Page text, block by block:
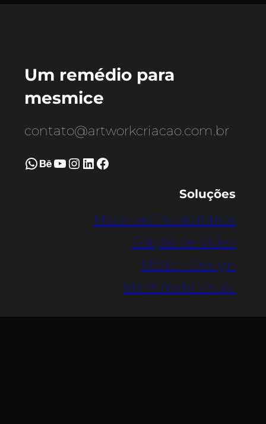
Um remédio para
mesmice
contato@artworkcriacao.com.br
WhatsApp Behance Youtube Instagram LinkedIn Facebook
Soluções
Materiais Publicitários
Edição de Vídeo
Motion Design
Identidade Visual